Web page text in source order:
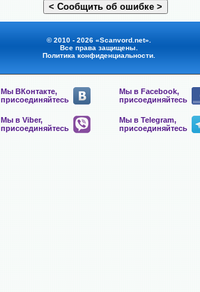
© 2010 - 2026 «Scanvord.net».
Все права защищены.
Политика конфиденциальности.
Мы ВКонтакте,
присоединяйтесь
Мы в Facebook,
присоединяйтесь
Мы в Viber,
присоединяйтесь
Мы в Telegram,
присоединяйтесь